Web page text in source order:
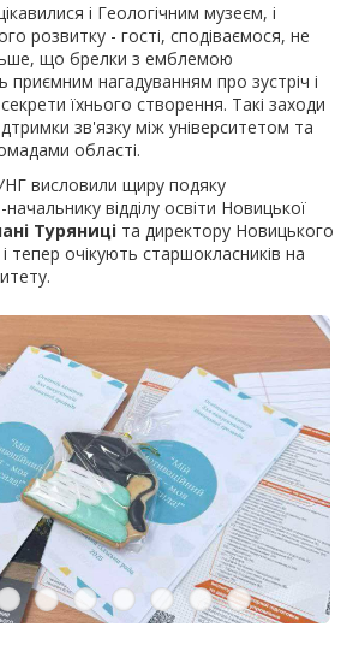
і Геологічним музеєм, і
розвитку - гості, сподіваємося, не
що брелки з емблемою
приємним нагадуванням про зустріч і
їхнього створення. Такі заходи
зв'язку між університетом та
області.
висловили щиру подяку
відділу освіти Новицької
Туряниці та директору Новицького
і тепер очікують старшокласників на